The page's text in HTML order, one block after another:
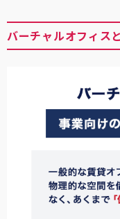
バーチャルオフィス